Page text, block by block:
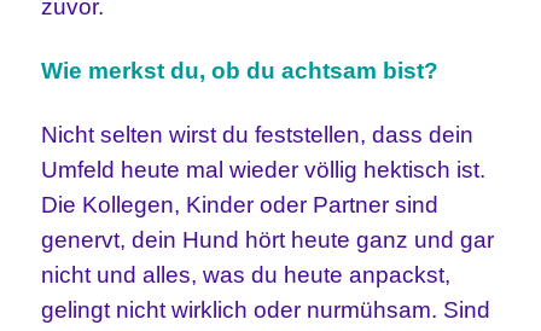
zuvor.
Wie merkst du, ob du achtsam bist?
Nicht selten wirst du feststellen, dass dein
Umfeld heute mal wieder völlig hektisch ist.
Die Kollegen, Kinder oder Partner sind
genervt, dein Hund hört heute ganz und gar
nicht und alles, was du heute anpackst,
gelingt nicht wirklich oder nurmühsam. Sind